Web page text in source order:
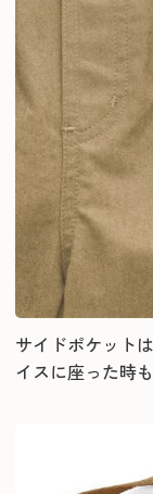
サイドポケット
イスに座った時